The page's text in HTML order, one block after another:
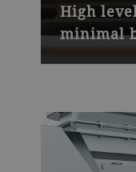
High
minimal